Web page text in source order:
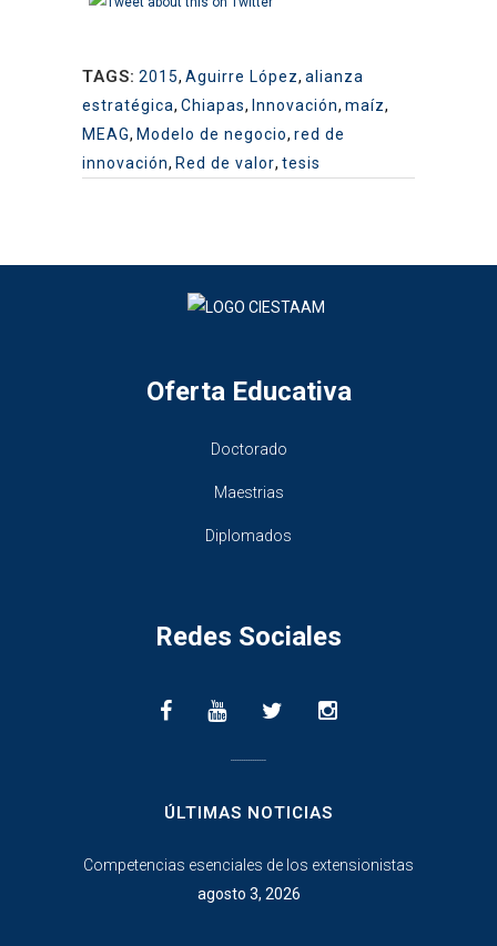
TAGS: 2015, Aguirre López, alianza
estratégica, Chiapas, Innovación, maíz,
MEAG, Modelo de negocio, red de
innovación, Red de valor, tesis
Oferta Educativa
Doctorado
Maestrias
Diplomados
Redes Sociales
ÚLTIMAS NOTICIAS
Competencias esenciales de los extensionistas
agosto 3, 2026